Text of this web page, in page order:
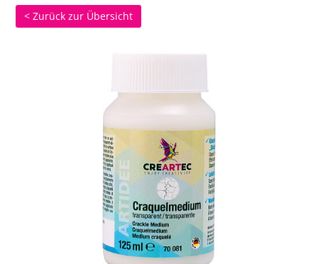
< Zurück zur Übersicht